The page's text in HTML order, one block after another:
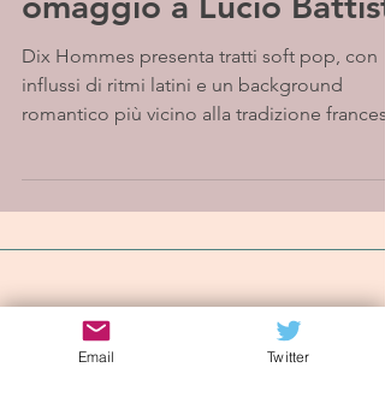
Dix Hommes presenta tratti soft pop, con
influssi di ritmi latini e un background
romantico più vicino alla tradizione
Iscriviti alla mailing list
Email Twitter